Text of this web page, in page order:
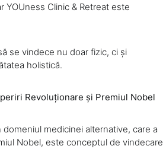
YOUness Clinic & Retreat este
se vindece nu doar fizic, ci și
holistică.
Revoluționare și Premiul Nobel
medicinei alternative, care a
Nobel, este conceptul de vindecare